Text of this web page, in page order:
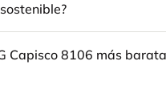
Capisco 8106 más